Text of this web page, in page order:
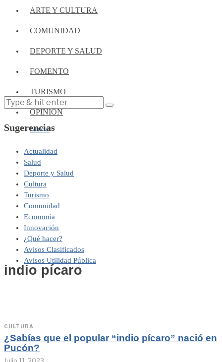
ARTE Y CULTURA
COMUNIDAD
DEPORTE Y SALUD
FOMENTO
TURISMO
OPINIÓN
Editorial
Sugerencias
Actualidad
Salud
Deporte y Salud
Cultura
Turismo
Comunidad
Economía
Innovación
¿Qué hacer?
Avisos Clasificados
Avisos Utilidad Pública
indio pícaro
CULTURA
¿Sabías que el popular “indio pícaro” nació en
Pucón?